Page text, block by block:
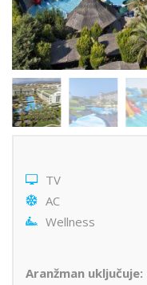
TV
AC
Wellness
Aranžman uključuje: